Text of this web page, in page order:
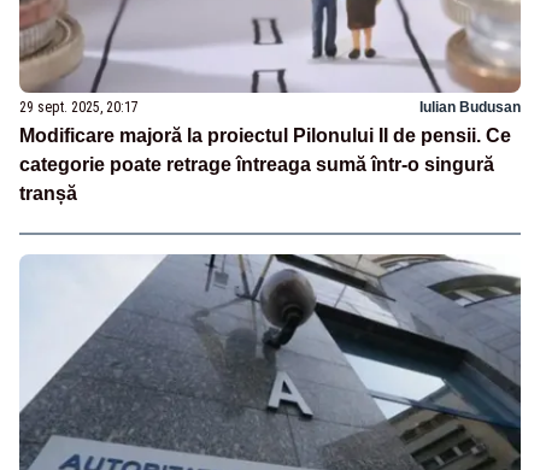
29 sept. 2025, 20:17 Iulian Budusan
Modificare majoră la proiectul Pilonului II de pensii. Ce
categorie poate retrage întreaga sumă într-o singură
tranșă